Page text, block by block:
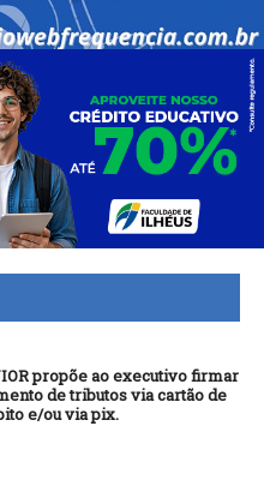
propõe ao executivo firmar
de tributos via cartão de
e/ou via pix.